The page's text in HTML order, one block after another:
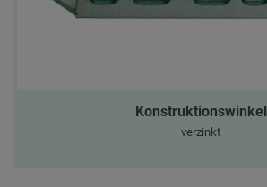
Konstruktionswinkel
verzinkt